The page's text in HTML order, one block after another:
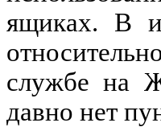
ящиках. В
службе на
давно нет